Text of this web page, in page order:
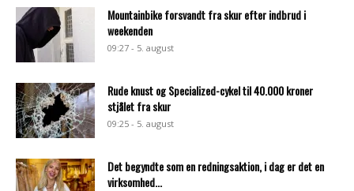
Mountainbike forsvandt fra skur efter indbrud i
weekenden
09:27 - 5. august
Rude knust og Specialized-cykel til 40.000 kroner
stjålet fra skur
09:25 - 5. august
Det begyndte som en redningsaktion, i dag er det en
virksomhed...